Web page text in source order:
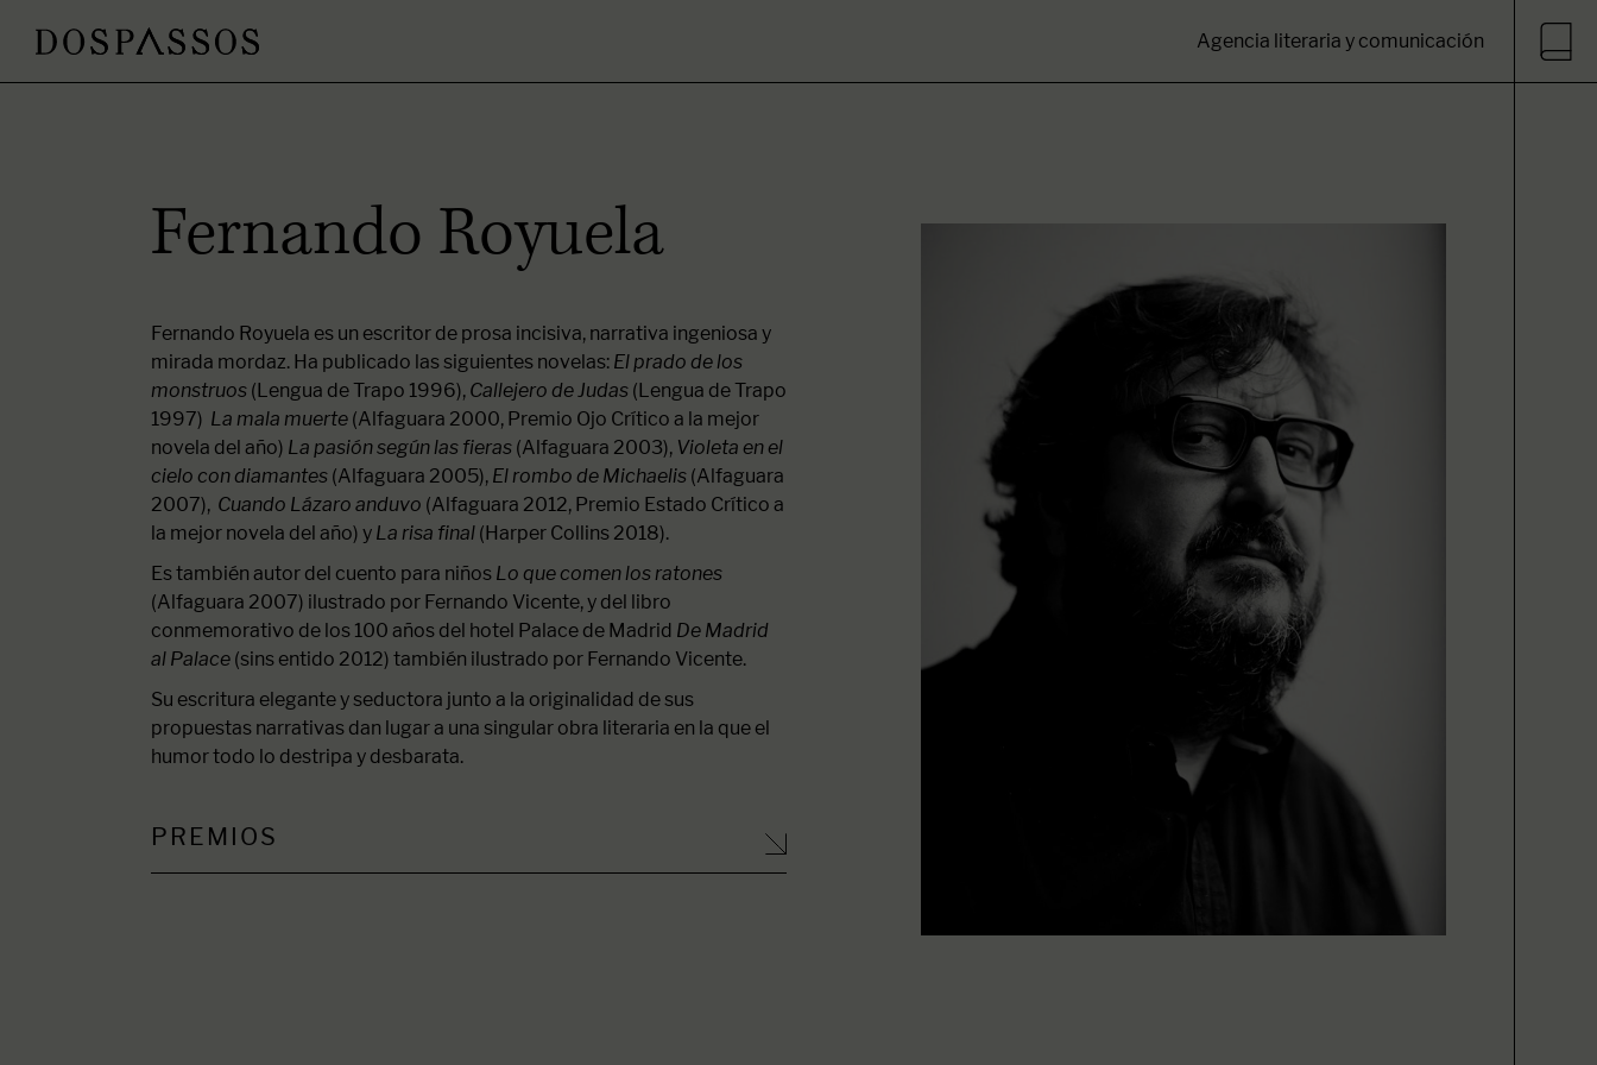
Agencia literaria y comunicación
Fernando Royuela
​​Fernando Royuela es un escritor de prosa incisiva, narrativa ingeniosa y
mirada mordaz. Ha publicado las siguientes novelas: El prado de los
monstruos (Lengua de Trapo 1996), Callejero de Judas (Lengua de Trapo
1997) La mala muerte (Alfaguara 2000, Premio Ojo Crítico a la mejor
novela del año) La pasión según las fieras (Alfaguara 2003), Violeta en el
cielo con diamantes (Alfaguara 2005), El rombo de Michaelis (Alfaguara
2007), Cuando Lázaro anduvo (Alfaguara 2012, Premio Estado Crítico a
la mejor novela del año) y La risa final (Harper Collins 2018).
Es también autor del cuento para niños Lo que comen los ratones
(Alfaguara 2007) ilustrado por Fernando Vicente, y del libro
conmemorativo de los 100 años del hotel Palace de Madrid De Madrid
al Palace (sins entido 2012) también ilustrado por Fernando Vicente.
Su escritura elegante y seductora junto a la originalidad de sus
propuestas narrativas dan lugar a una singular obra literaria en la que el
humor todo lo destripa y desbarata.
PREMIOS